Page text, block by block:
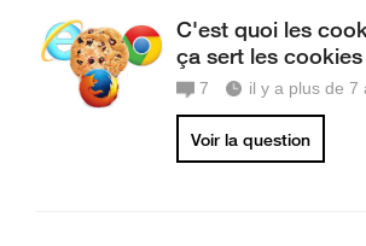
C'est quoi les
ça sert les cookies
7 il y a plus de 7
Voir la question